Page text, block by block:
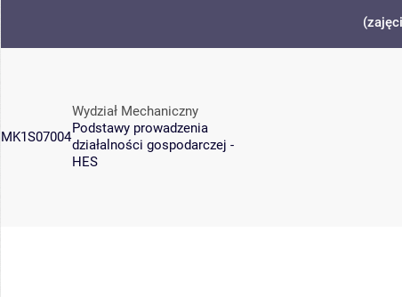
MK1S07004
Wydział Mechaniczny
Podstawy prowadzenia
działalności gospodarczej -
HES